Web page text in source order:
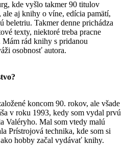
kde vyšlo takmer 90 titulov
aj knihy o víne, edícia pamätí,
beletriu. Takmer denne prichádza
texty, niektoré treba pracne
rád knihy s pridanou
osobnosť autora.
koncom 90. rokov, ale všade
v roku 1993, kedy som vydal prvú
Valéryho. Mal som vtedy malú
Prístrojová technika, kde som si
hobby začal vydávať knihy.